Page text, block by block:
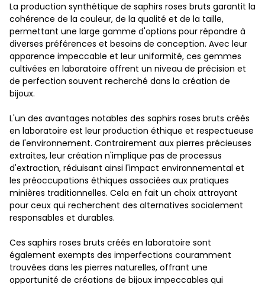
La production synthétique de saphirs roses bruts garantit la
cohérence de la couleur, de la qualité et de la taille,
permettant une large gamme d'options pour répondre à
diverses préférences et besoins de conception. Avec leur
apparence impeccable et leur uniformité, ces gemmes
cultivées en laboratoire offrent un niveau de précision et
de perfection souvent recherché dans la création de
bijoux.
L'un des avantages notables des saphirs roses bruts créés
en laboratoire est leur production éthique et respectueuse
de l'environnement. Contrairement aux pierres précieuses
extraites, leur création n'implique pas de processus
d'extraction, réduisant ainsi l'impact environnemental et
les préoccupations éthiques associées aux pratiques
minières traditionnelles. Cela en fait un choix attrayant
pour ceux qui recherchent des alternatives socialement
responsables et durables.
Ces saphirs roses bruts créés en laboratoire sont
également exempts des imperfections couramment
trouvées dans les pierres naturelles, offrant une
opportunité de créations de bijoux impeccables qui